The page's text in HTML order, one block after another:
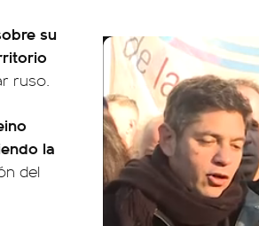
su
ruso.
la
del